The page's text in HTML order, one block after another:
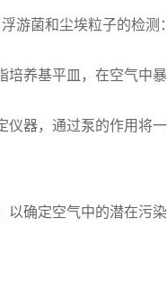
游菌和尘埃粒子的检测：
养基平皿，在空气中暴
仪器，通过泵的作用将
确定空气中的潜在污染